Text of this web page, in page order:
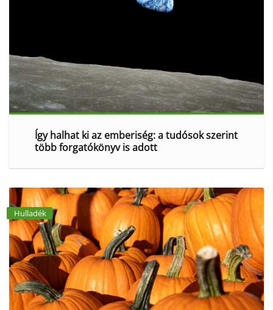
Így halhat ki az emberiség: a tudósok szerint
több forgatókönyv is adott
Hulladék